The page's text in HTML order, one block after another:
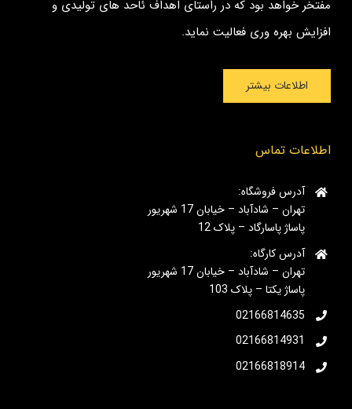
مفتخر خواهد بود که در راستای اهداف ئاحد های تولیدی و
افزایش بهره وری فعالیت نماید.
اطلاعات بیشتر
اطلاعات تماس
آدرس فروشگاه:
تهران – شادآباد – خیابان 17 شهریور
پاساژ پاسارگاد – پلاک 12
آدرس کارگاه:
تهران – شادآباد – خیابان 17 شهریور
پاساژ یکتا – پلاک 103
02166814635
02166814931
02166818914